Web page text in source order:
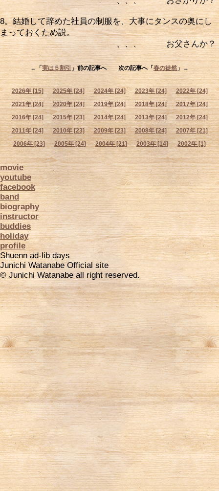
8。結婚して辞めた社員の制服を、大事にタンスの奥にし
まっておくため説。
、、、 お父さんか？
←「 実は５割引 」前の記事へ 次の記事へ「 春の徒然 」→
2026年 [15] 2025年 [24] 2024年 [24] 2023年 [24]
2022年 [24]
2021年 [24]
2020年 [24] 2019年 [24] 2018年 [24]
2017年 [24]
2016年 [24]
2015年 [23] 2014年 [24] 2013年 [24]
2012年 [24]
2011年 [24]
2010年 [23] 2009年 [23] 2008年 [24]
2007年 [21]
2006年 [23]
2005年 [24] 2004年 [21] 2003年 [14] 2002年 [1]
movie
youtube
facebook
band
biography
instructor
buddies
holiday
profile
Shuenn ad-lib days
Junichi Watanabe Official site
© Junichi Watanabe all right reserved.